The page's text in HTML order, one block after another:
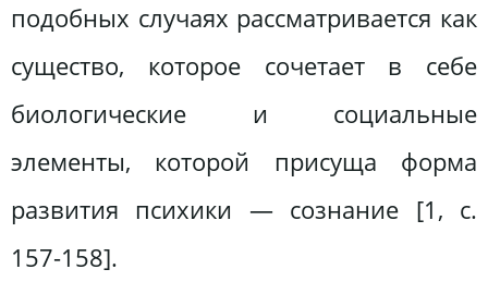
подобных случаях рассматривается как
существо, которое сочетает в себе
биологические и социальные
элементы, которой присуща форма
развития психики — сознание [1, с.
157-158].